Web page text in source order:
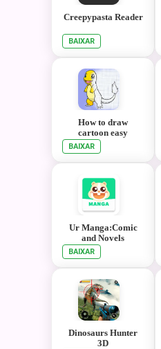
Creepypasta Reader
BAIXAR
How to draw
cartoon easy
BAIXAR
Ur Manga:Comic
and Novels
BAIXAR
Dinosaurs Hunter
3D